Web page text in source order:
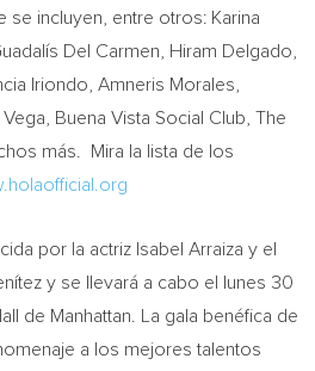
se incluyen, entre otros: Karina
Del Carmen Hiram Delgado
Iriondo Amneris Morales
Buena Vista Social Club, The
más.
Mira la lista de los
por la actriz Isabel Arraiza y el
y se llevará a cabo el lunes 30
de Manhattan . La gala benéfica de
a los mejores talentos